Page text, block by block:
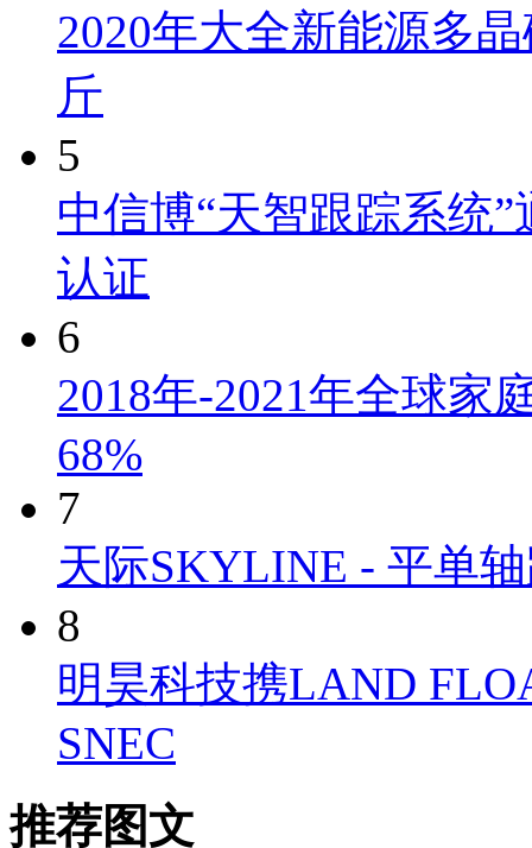
2020年大全新能源多
斤
5
中信博“天智跟踪系统
认证
6
2018年-2021年全球家
68%
7
天际SKYLINE - 平单
8
明昊科技携LAND
SNEC
推荐图文